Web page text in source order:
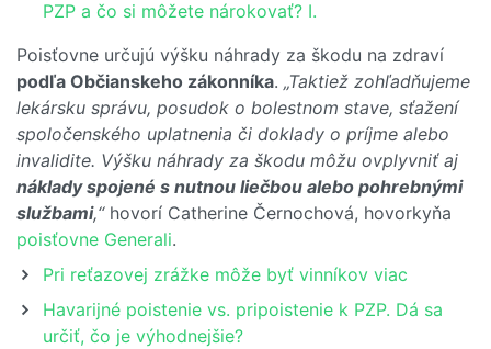
PZP a čo si môžete nárokovať? I.
Poisťovne určujú výšku náhrady za škodu na zdraví
podľa Občianskeho zákonníka. „Taktiež zohľadňujeme
lekársku správu, posudok o bolestnom stave, sťažení
spoločenského uplatnenia či doklady o príjme alebo
invalidite. Výšku náhrady za škodu môžu ovplyvniť aj
náklady spojené s nutnou liečbou alebo pohrebnými
službami,“hovorí Catherine Černochová, hovorkyňa
poisťovne Generali.
Pri reťazovej zrážke môže byť vinníkov viac
Havarijné poistenie vs. pripoistenie k PZP. Dá sa
určiť, čo je výhodnejšie?